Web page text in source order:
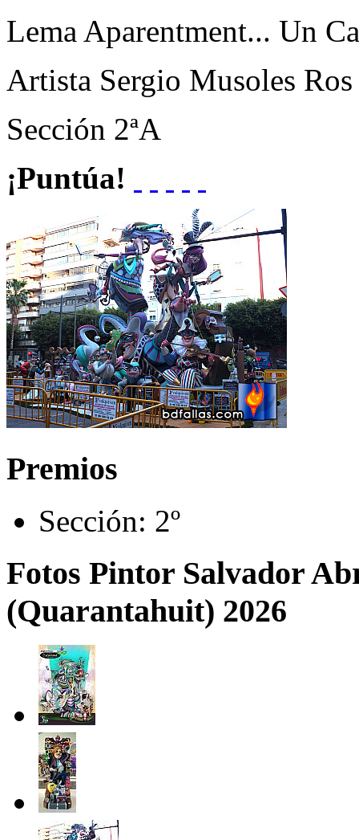
Lema Aparentment... Un
Artista Sergio Musoles Ros
Sección 2ªA
¡Puntúa!
Premios
Sección: 2º
Fotos Pintor Salvador
(Quarantahuit) 2026